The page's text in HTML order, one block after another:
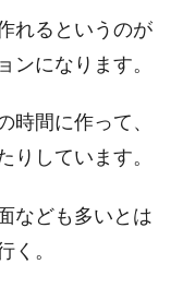
れるというのが
ンになります。
時間に作って、
りしています。
なども多いとは
く。